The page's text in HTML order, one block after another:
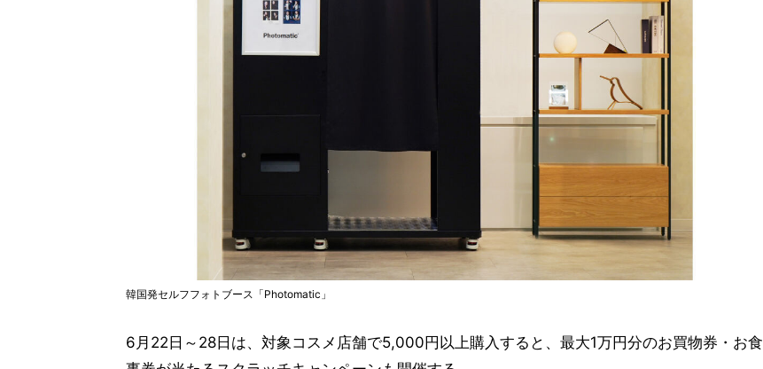
韓国発セルフフォトブース「Photomatic」
6月22日～28日は、対象コスメ店舗で5,000円以上購入すると、最大1万円分のお買物券・お食